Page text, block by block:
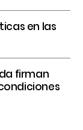
en las
firman